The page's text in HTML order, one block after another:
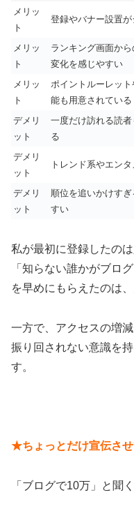
メリッ
ト
登録やバナー設置
メリッ
ト
ランキング画面か
変化を感じやすい
メリッ
ト
ポイントルーレッ
能も用意されている
デメリ
ット
一度だけ訪れる読
る
デメリ
ット
トレンド系やエン
デメリ
ット
順位を追いかけす
すい
私が最初に登録したの
「知らない誰かがブロ
を早めにもらえたのは
一方で、アクセスの増
振り回されない意識を
す。
★ちょっとだけ宣伝さ
「ブログで10万」と聞く